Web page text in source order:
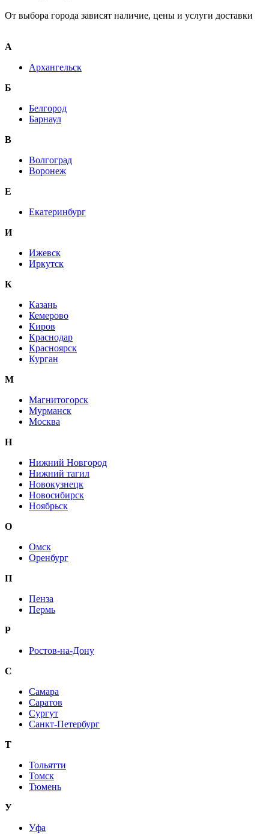
От выбора города зависят наличие, цены и услуги доставки
А
Архангельск
Б
Белгород
Барнаул
В
Волгоград
Воронеж
E
Екатеринбург
И
Ижевск
Иркутск
К
Казань
Кемерово
Киров
Краснодар
Красноярск
Курган
М
Магнитогорск
Мурманск
Москва
Н
Нижний Новгород
Нижний тагил
Новокузнецк
Новосибирск
Ноябрьск
О
Омск
Оренбург
П
Пенза
Пермь
Р
Ростов-на-Дону
С
Самара
Саратов
Сургут
Санкт-Петербург
Т
Тольятти
Томск
Тюмень
У
Уфа